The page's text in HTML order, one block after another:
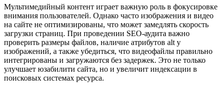
Мультимедийный контент играет важную роль в фокусировке
внимания пользователей. Однако часто изображения и видео
на сайте не оптимизированы, что может замедлять скорость
загрузки страниц. При проведении SEO-аудита важно
проверить размеры файлов, наличие атрибутов alt у
изображений, а также убедиться, что видеофайлы правильно
интегрированы и загружаются без задержек. Это не только
улучшает юзабилити сайта, но и увеличит индексации в
поисковых системах ресурса.